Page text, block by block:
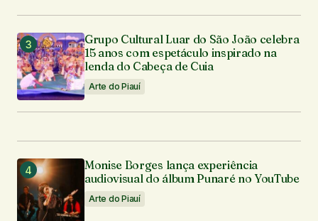
Grupo Cultural Luar do São João celebra
15 anos com espetáculo inspirado na
lenda do Cabeça de Cuia
Arte do Piauí
Monise Borges lança experiência
audiovisual do álbum Punaré no YouTube
Arte do Piauí